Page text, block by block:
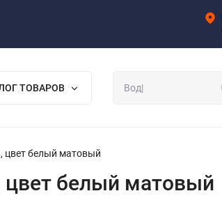
ТОВАРОВ
цвет белый матовый
цвет белый матовый